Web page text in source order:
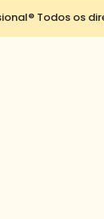
Todos os